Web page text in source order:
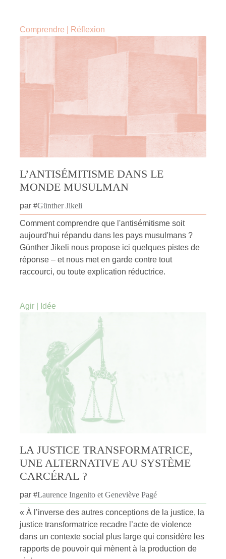
Comprendre Réflexion
L’ANTISÉMITISME DANS LE
MONDE MUSULMAN
par #Günther Jikeli
Comment comprendre que l'antisémitisme soit
aujourd'hui répandu dans les pays musulmans ?
Günther Jikeli nous propose ici quelques pistes de
réponse – et nous met en garde contre tout
raccourci, ou toute explication réductrice.
Agir Idée
LA JUSTICE TRANSFORMATRICE,
UNE ALTERNATIVE AU SYSTÈME
CARCÉRAL ?
par #Laurence Ingenito et Geneviève Pagé
« À l’inverse des autres conceptions de la justice, la
justice transformatrice recadre l’acte de violence
dans un contexte social plus large qui considère les
rapports de pouvoir qui mènent à la production de